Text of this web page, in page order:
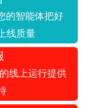
的智能体把好
线质量
线上运行提供